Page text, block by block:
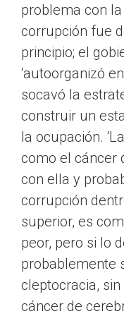
problema con
corrupción fue
principio; el
‘autoorganizó
socavó la
construir un
la ocupación.
como el cáncer
con ella y
corrupción
superior, es
peor, pero si lo
probablemente
cleptocracia,
cáncer de